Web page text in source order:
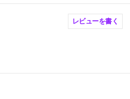
レビューを書く